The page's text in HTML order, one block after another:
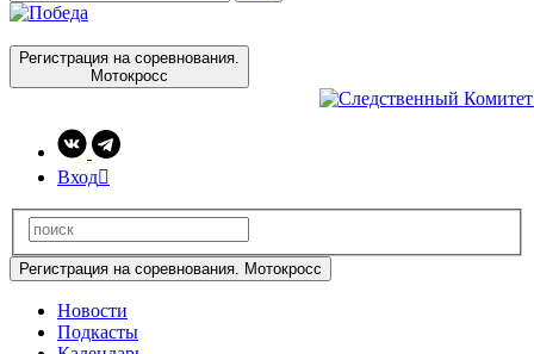
Регистрация на соревнования.
Мотокросс
Вход
Регистрация на соревнования. Мотокросс
Новости
Подкасты